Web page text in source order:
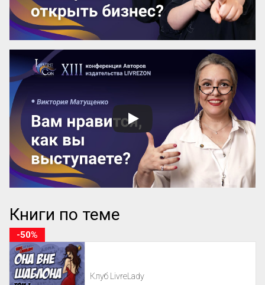
Книги по теме
Клуб LivreLady
-50%